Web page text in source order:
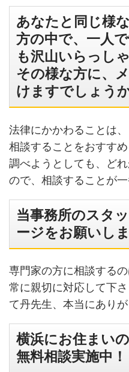
あなたと同じ様
方の中で、一人
も沢山いらっし
その様な方に、
けますでしょうか
法律にかかわることは
相談することをおすす
調べようとしても、ど
ので、相談することが
当事務所のスタ
ージをお願いしま
専門家の方に相談する
常に親切に対応して下
て丹先生、本当にありが
横浜にお住まい
無料相談実施中！